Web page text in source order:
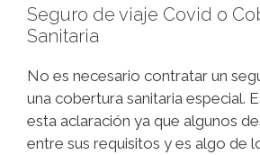
Seguro de viaje Covid o
Sanitaria
No es necesario contratar un
una cobertura sanitaria especial.
esta aclaración ya que algunos
entre sus requisitos y es algo de